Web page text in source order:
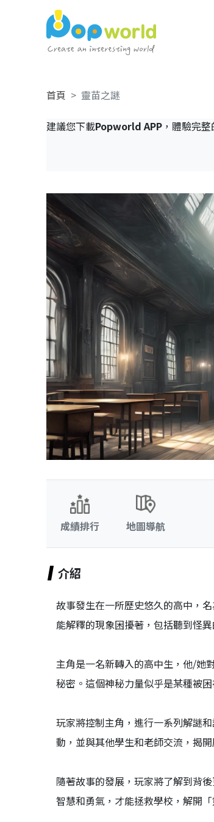
首頁 靈苗之謎
建議您下載Popworld APP，體驗完整
成績排行 地圖導航
介紹
故事發生在一所歷史悠久的高中，
能解釋的現象困擾著，包括聽到怪
主角是一名新轉入的高中生，他/她
秘密。這個神秘力量似乎是某種被
玩家將控制主角，進行一系列解謎
動，並與其他學生和老師交流，揭開
隨著故事的發展，玩家將了解到背
智慧和勇氣，才能拯救學校，解開